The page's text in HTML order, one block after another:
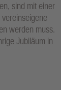
sind mit einer
werden muss.
Jubiläum in